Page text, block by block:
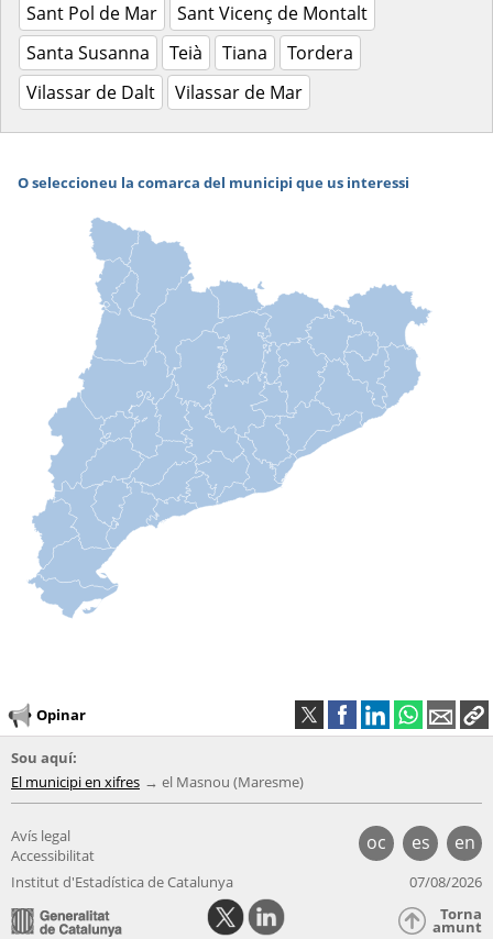
Sant Pol de Mar
Sant Vicenç de Montalt
Santa Susanna
Teià Tiana
Tordera
Vilassar de Dalt
Vilassar de Mar
Opinar
Sou aquí:
El municipi en xifres
el Masnou (Maresme)
oc es en
Avís legal
Accessibilitat
Institut d'Estadística de Catalunya
07/08/2026
Torna
amunt